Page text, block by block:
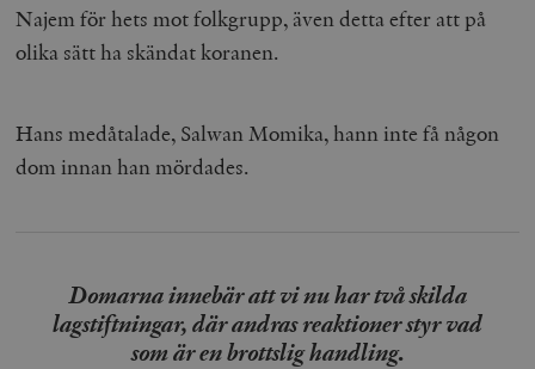
Najem för hets mot folkgrupp, även detta efter att på
olika sätt ha skändat koranen.
Hans medåtalade, Salwan Momika, hann inte få någon
dom innan han mördades.
Domarna innebär att vi nu har två skilda
lagstiftningar, där andras reaktioner styr vad
som är en brottslig handling.